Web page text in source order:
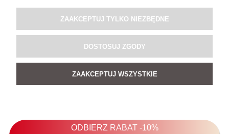
Sweter One Jasnoszary
5.0
159,00 zł
DO KOSZYKA
ZAAKCEPTUJ TYLKO NIEZBĘDNE
DOSTOSUJ ZGODY
ZAAKCEPTUJ WSZYSTKIE